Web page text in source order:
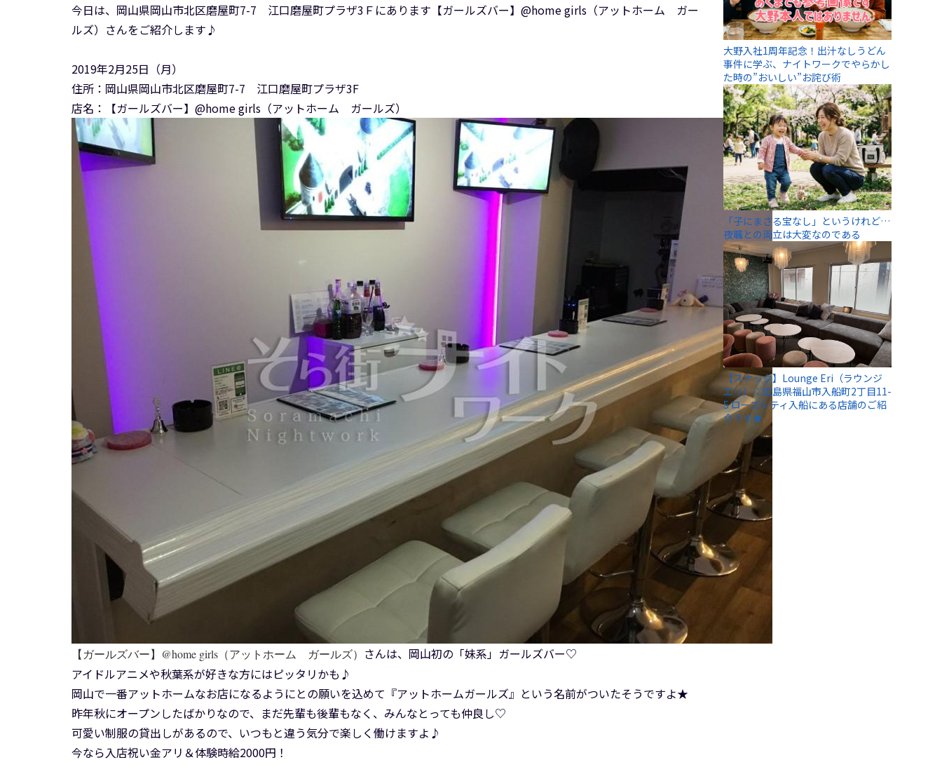
今日は、岡山県岡山市北区磨屋町7-7 江口磨屋町プラザ3Ｆにあります【ガールズバー】@home girls（アットホーム ガー
ルズ）さんをご紹介します♪
2019年2月25日（月）
住所：岡山県岡山市北区磨屋町7-7 江口磨屋町プラザ3F
店名：【ガールズバー】@home girls（アットホーム ガールズ）
【ガールズバー】@home girls（アットホーム ガールズ） さんは、岡山初の「妹系」ガールズバー♡
アイドルアニメや秋葉系が好きな方にはピッタリかも♪
岡山で一番アットホームなお店になるようにとの願いを込めて『アットホームガールズ』という名前がついたそうですよ★
昨年秋にオープンしたばかりなので、まだ先輩も後輩もなく、みんなとっても仲良し♡
可愛い制服の貸出しがあるので、いつもと違う気分で楽しく働けますよ♪
今なら入店祝い金アリ＆体験時給2000円！
大野入社1周年記念！出汁なしうどん
事件に学ぶ、ナイトワークでやらかし
た時の”おいしい”お詫び術
「子にまさる宝なし」というけれど…
夜職との両立は大変なのである
【スナック】Lounge Eri（ラウンジ
エリ）：広島県福山市入船町2丁目11-
5 ローズシティ入船にある店舗のご紹
介です★